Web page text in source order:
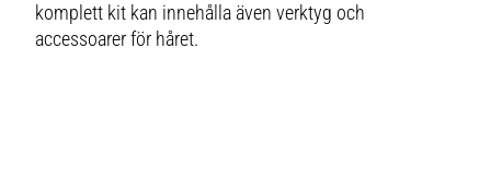
komplett kit kan innehålla även verktyg och
accessoarer för håret.